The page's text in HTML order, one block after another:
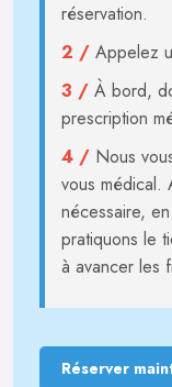
réservation.
2 / Appelez
3 / À bord,
prescription
4 / Nous
vous médical.
nécessaire,
pratiquons le
à avancer les
Réserver